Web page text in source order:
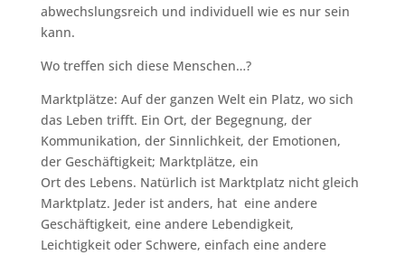
abwechslungsreich und individuell wie es nur sein
kann.
Wo treffen sich diese Menschen…?
Marktplätze: Auf der ganzen Welt ein Platz, wo sich
das Leben trifft. Ein Ort, der Begegnung, der
Kommunikation, der Sinnlichkeit, der Emotionen,
der Geschäftigkeit; Marktplätze, ein
Ort des Lebens. Natürlich ist Marktplatz nicht gleich
Marktplatz. Jeder ist anders, hat eine andere
Geschäftigkeit, eine andere Lebendigkeit,
Leichtigkeit oder Schwere, einfach eine andere